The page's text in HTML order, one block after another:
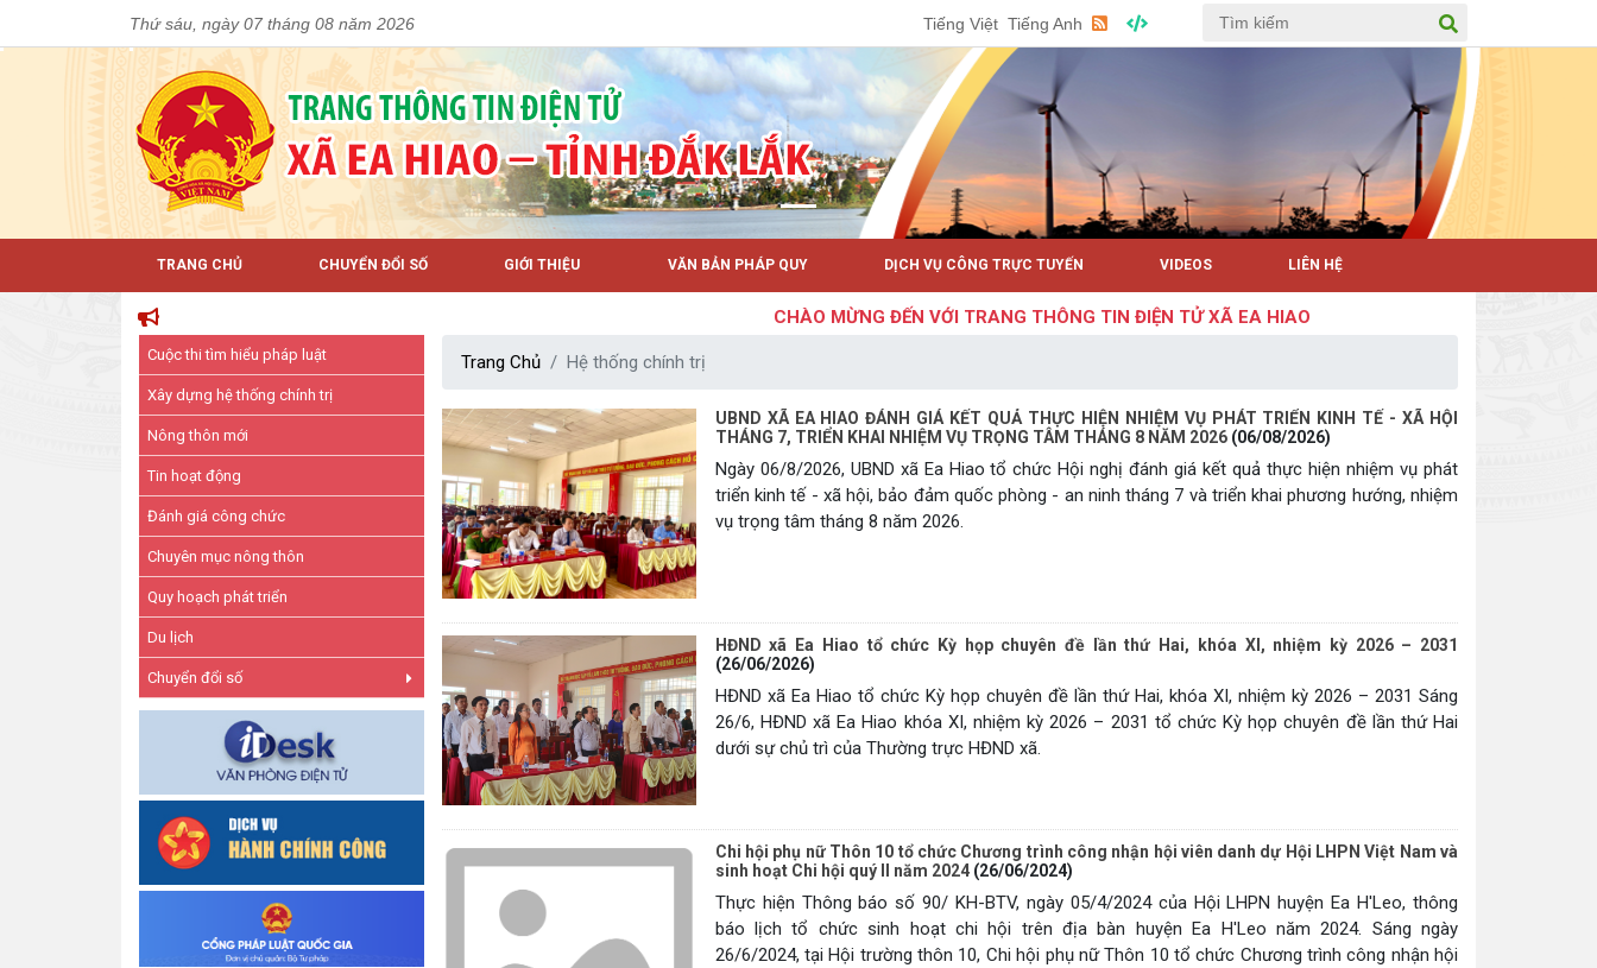
Thứ sáu, ngày 07 tháng 08 năm 2026 Tiếng Việt Tiếng Anh
TRANG CHỦ CHUYỂN ĐỔI SỐ GIỚI THIỆU VĂN BẢN PHÁP QUY DỊCH VỤ CÔNG TRỰC TUYẾN VIDEOS LIÊN HỆ
CHÀO MỪNG ĐẾN VỚI TRANG THÔNG TIN ĐIỆN TỬ XÃ EA HIAO
Cuộc thi tìm hiểu pháp luật
Xây dựng hệ thống chính trị
Nông thôn mới
Tin hoạt động
Đánh giá công chức
Chuyên mục nông thôn
Quy hoạch phát triển
Du lịch
Chuyển đổi số
Trang Chủ Hệ thống chính trị
UBND XÃ EA HIAO ĐÁNH GIÁ KẾT QUẢ THỰC HIỆN NHIỆM VỤ PHÁT TRIỂN KINH TẾ - XÃ HỘI
THÁNG 7, TRIỂN KHAI NHIỆM VỤ TRỌNG TÂM THÁNG 8 NĂM 2026 (06/08/2026)
Ngày 06/8/2026, UBND xã Ea Hiao tổ chức Hội nghị đánh giá kết quả thực hiện nhiệm vụ phát
triển kinh tế - xã hội, bảo đảm quốc phòng - an ninh tháng 7 và triển khai phương hướng, nhiệm
vụ trọng tâm tháng 8 năm 2026.
HĐND xã Ea Hiao tổ chức Kỳ họp chuyên đề lần thứ Hai, khóa XI, nhiệm kỳ 2026 – 2031
(26/06/2026)
HĐND xã Ea Hiao tổ chức Kỳ họp chuyên đề lần thứ Hai, khóa XI, nhiệm kỳ 2026 – 2031 Sáng
26/6, HĐND xã Ea Hiao khóa XI, nhiệm kỳ 2026 – 2031 tổ chức Kỳ họp chuyên đề lần thứ Hai
dưới sự chủ trì của Thường trực HĐND xã.
Chi hội phụ nữ Thôn 10 tổ chức Chương trình công nhận hội viên danh dự Hội LHPN Việt Nam và
sinh hoạt Chi hội quý II năm 2024 (26/06/2024)
Thực hiện Thông báo số 90/ KH-BTV, ngày 05/4/2024 của Hội LHPN huyện Ea H'Leo, thông
báo lịch tổ chức sinh hoạt chi hội trên địa bàn huyện Ea H'Leo năm 2024. Sáng ngày
26/6/2024, tại Hội trường thôn 10, Chi hội phụ nữ Thôn 10 tổ chức Chương trình công nhận hội